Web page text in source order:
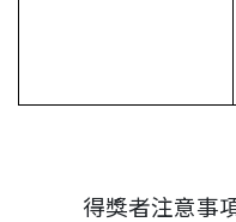
得獎者注意事